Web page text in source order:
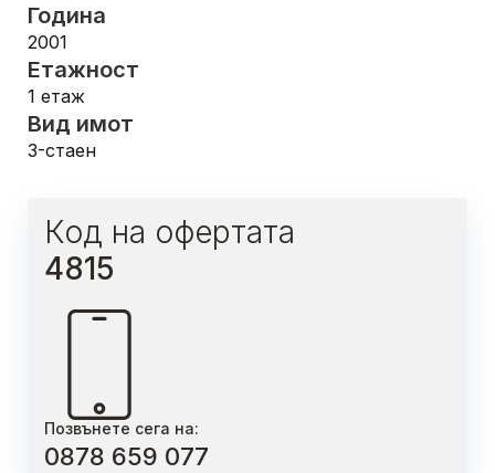
Година
2001
Етажност
1 етаж
Вид имот
3-стаен
Код на офертата
4815
Позвънете сега на:
0878 659 077